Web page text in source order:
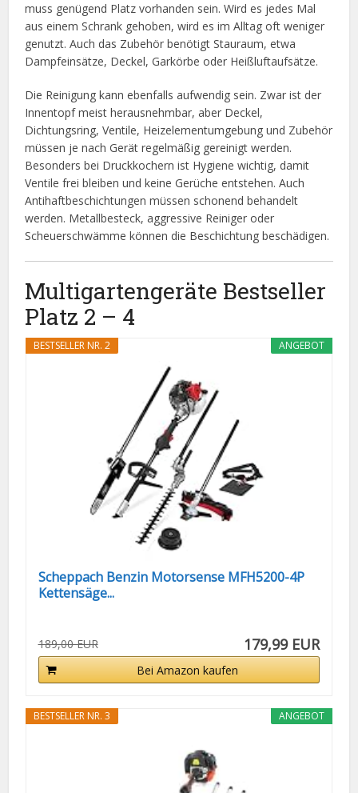
muss genügend Platz vorhanden sein. Wird es jedes Mal
aus einem Schrank gehoben, wird es im Alltag oft weniger
genutzt. Auch das Zubehör benötigt Stauraum, etwa
Dampfeinsätze, Deckel, Garkörbe oder Heißluftaufsätze.
Die Reinigung kann ebenfalls aufwendig sein. Zwar ist der
Innentopf meist herausnehmbar, aber Deckel,
Dichtungsring, Ventile, Heizelementumgebung und Zubehör
müssen je nach Gerät regelmäßig gereinigt werden.
Besonders bei Druckkochern ist Hygiene wichtig, damit
Ventile frei bleiben und keine Gerüche entstehen. Auch
Antihaftbeschichtungen müssen schonend behandelt
werden. Metallbesteck, aggressive Reiniger oder
Scheuerschwämme können die Beschichtung beschädigen.
Multigartengeräte Bestseller
Platz 2 – 4
ANGEBOT
BESTSELLER NR. 2
Scheppach Benzin Motorsense MFH5200-4P
Kettensäge...
189,00 EUR 179,99 EUR
Bei Amazon kaufen
ANGEBOT
BESTSELLER NR. 3